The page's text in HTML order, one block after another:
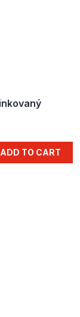
ADD TO CART